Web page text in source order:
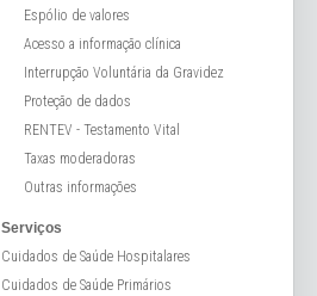
Espólio de valores
Acesso a informação clínica
Interrupção Voluntária da Gravidez
Proteção de dados
RENTEV - Testamento Vital
Taxas moderadoras
Outras informações
Serviços
Cuidados de Saúde Hospitalares
Cuidados de Saúde Primários